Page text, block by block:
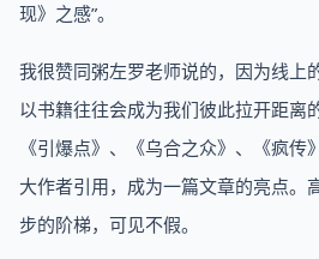
现》之感”。
我很赞同粥左罗老师说的，因为线上
以书籍往往会成为我们彼此拉开距离
《引爆点》、《乌合之众》、《疯
大作者引用，成为一篇文章的亮点。
步的阶梯，可见不假。